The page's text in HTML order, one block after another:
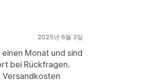
2025년 6월 3일
Monat und sind
bei Rückfragen.
Versandkosten